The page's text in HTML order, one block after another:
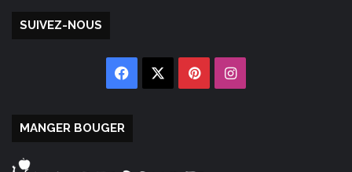
SUIVEZ-NOUS
Facebook PinterestInstagram
MANGER BOUGER